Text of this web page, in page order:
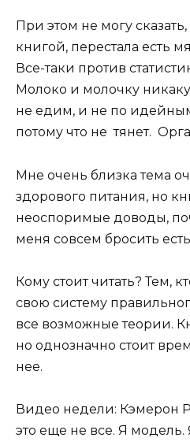
При этом не могу
книгой, перестала есть
Все-таки против
Молоко и молочку
не едим, и не по
потому что не тянет.
Мне очень близка тема
здорового питания, но
неоспоримые доводы,
меня совсем бросить
Кому стоит читать? Тем,
свою систему
все возможные теории.
но однозначно стоит
нее.
Видео недели: Кэмерон
это еще не все. Я модель.